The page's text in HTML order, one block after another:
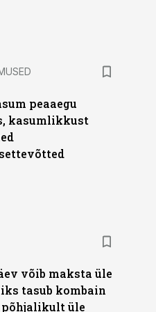
peaaegu
kasumlikkust
võib maksta üle
tasub kombain
põhjalikult üle